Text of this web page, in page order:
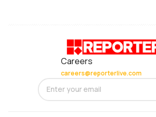
Careers
careers@reporterlive.com